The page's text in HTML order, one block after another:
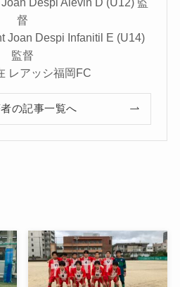
督
Infanitil E (U14)
監督
レアッシ福岡FC
の記事一覧へ